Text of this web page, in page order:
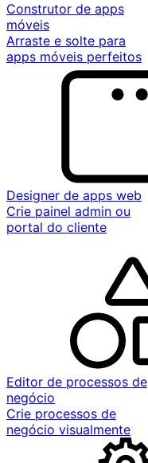
Construtor de apps
móveis
Arraste e solte para
apps móveis perfeitos
Designer de apps web
Crie painel admin ou
portal do cliente
Editor de processos de
negócio
Crie processos de
negócio visualmente